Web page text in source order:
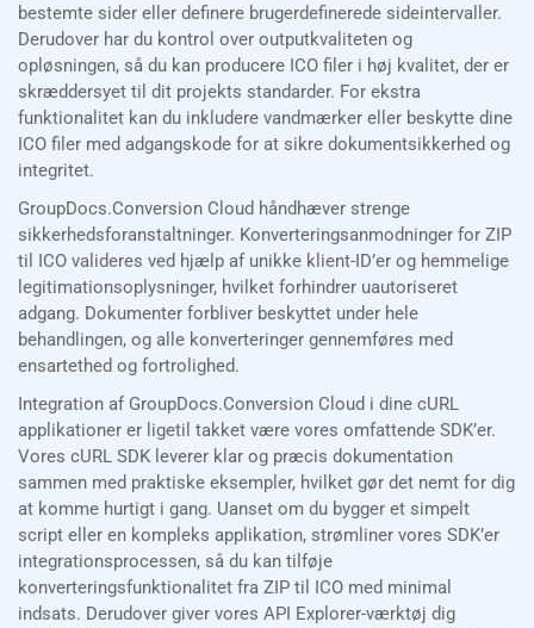
bestemte sider eller definere brugerdefinerede sideintervaller.
Derudover har du kontrol over outputkvaliteten og
opløsningen, så du kan producere ICO filer i høj kvalitet, der er
skræddersyet til dit projekts standarder. For ekstra
funktionalitet kan du inkludere vandmærker eller beskytte dine
ICO filer med adgangskode for at sikre dokumentsikkerhed og
integritet.
GroupDocs.Conversion Cloud håndhæver strenge
sikkerhedsforanstaltninger. Konverteringsanmodninger for ZIP
til ICO valideres ved hjælp af unikke klient-ID’er og hemmelige
legitimationsoplysninger, hvilket forhindrer uautoriseret
adgang. Dokumenter forbliver beskyttet under hele
behandlingen, og alle konverteringer gennemføres med
ensartethed og fortrolighed.
Integration af GroupDocs.Conversion Cloud i dine cURL
applikationer er ligetil takket være vores omfattende SDK’er.
Vores cURL SDK leverer klar og præcis dokumentation
sammen med praktiske eksempler, hvilket gør det nemt for dig
at komme hurtigt i gang. Uanset om du bygger et simpelt
script eller en kompleks applikation, strømliner vores SDK’er
integrationsprocessen, så du kan tilføje
konverteringsfunktionalitet fra ZIP til ICO med minimal
indsats. Derudover giver vores API Explorer-værktøj dig